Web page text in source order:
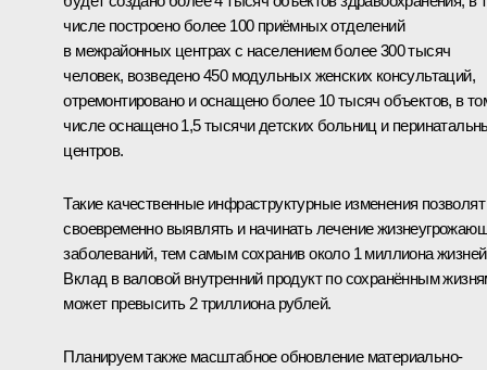
числе построено более 100 приёмных отделений
в межрайонных центрах с населением более 300 тысяч
человек, возведено 450 модульных женских консультаций,
отремонтировано и оснащено более 10 тысяч объектов, в
числе оснащено 1,5 тысячи детских больниц и
центров.
Такие качественные инфраструктурные изменения позволят
своевременно выявлять и начинать лечение
заболеваний, тем самым сохранив около 1 миллиона
Вклад в валовой внутренний продукт по сохранённым
может превысить 2 триллиона рублей.
Планируем также масштабное обновление материально-